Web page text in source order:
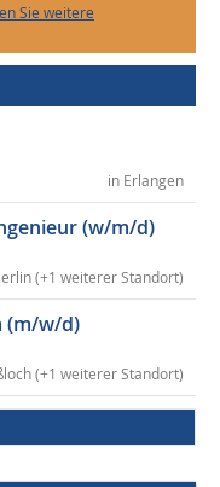
Sie weitere
in Erlangen
(w/m/d)
(+1 weiterer Standort)
(m/w/d)
(+1 weiterer Standort)